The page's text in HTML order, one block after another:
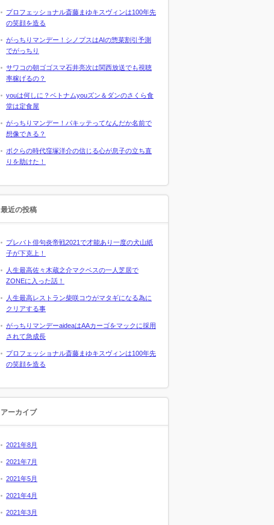
プロフェッショナル斎藤まゆキスヴィンは100年先
の笑顔を造る
がっちりマンデー！シノプスはAIの惣菜割引予測
でがっちり
サワコの朝ゴゴスマ石井亮次は関西放送でも視聴
率稼げるの？
youは何しに？ベトナムyouズン＆ダンのさくら食
堂は定食屋
がっちりマンデー！パキッテってなんだか名前で
想像できる？
ボクらの時代窪塚洋介の信じる心が息子の立ち直
りを助けた！
最近の投稿
プレバト俳句炎帝戦2021で才能あり一度の犬山紙
子が下克上！
人生最高佐々木蔵之介マクベスの一人芝居で
ZONEに入った話！
人生最高レストラン柴咲コウがマタギになる為に
クリアする事
がっちりマンデーaideaはAAカーゴをマックに採用
されて急成長
プロフェッショナル斎藤まゆキスヴィンは100年先
の笑顔を造る
アーカイブ
2021年8月
2021年7月
2021年5月
2021年4月
2021年3月